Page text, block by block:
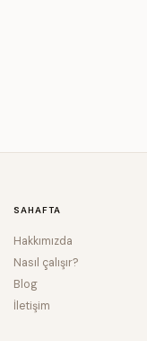
SAHAFTA
Hakkımızda
Nasıl çalışır?
Blog
İletişim